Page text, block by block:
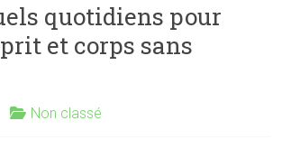
quotidiens pour
et corps sans
Non classé